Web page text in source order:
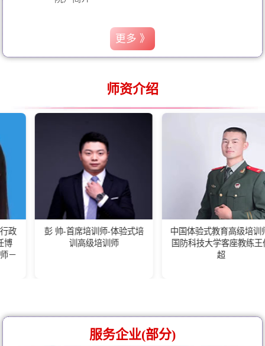
更多 》
师资介绍
彭 帅-首席培训师-体验式培
训高级培训师
中国体验式教育高级培训师-
国防科技大学客座教练王佰
湖
会
服务企业(部分)